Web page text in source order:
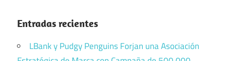
Entradas recientes
LBank y Pudgy Penguins Forjan una Asociación